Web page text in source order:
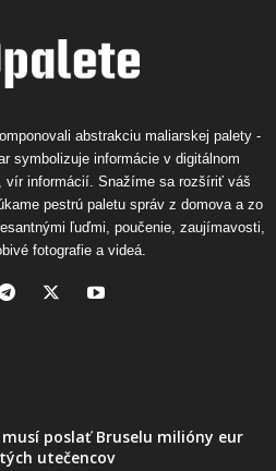
abstrakciu maliarskej palety -
symbolizuje informácie v digitálnom
vír informácií. Snažíme sa rozšíriť váš
pestrú paletu správ z domova a zo
ľuďmi, poučenie, zaujímavosti,
fotografie a videá.
musí poslať Bruselu milióny eur
utečencov